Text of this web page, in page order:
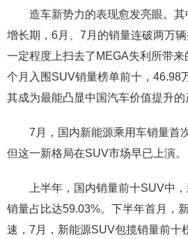
造车新势力的表现愈发亮眼。其
增长期，6月、7月的销量连破两万
一定程度上扫去了MEGA失利所带
个月入围SUV销量榜单前十，46.98
其成为最能凸显中国汽车价值提升的
7月，国内新能源乘用车销量首次
但这一新格局在SUV市场早已上演。
上半年，国内销量前十SUV中，
销量占比达59.03%。下半年首月，
速，7月，新能源SUV包揽销量前十